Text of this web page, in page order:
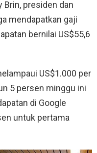
Brin, presiden dan
mendapatkan gaji
bernilai US$55,6
US$1.000 per
5 persen minggu ini
di Google
untuk pertama